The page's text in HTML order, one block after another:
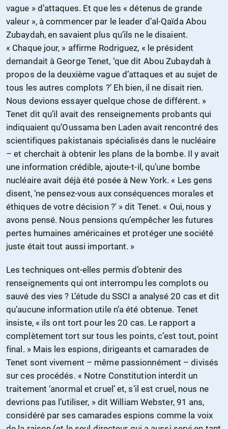
vague » d’attaques. Et que les « détenus de grande
valeur », à commencer par le leader d’al-Qaïda Abou
Zubaydah, en savaient plus qu’ils ne le disaient.
« Chaque jour, » affirme Rodriguez, « le président
demandait à George Tenet, ‘que dit Abou Zubaydah à
propos de la deuxième vague d’attaques et au sujet de
tous les autres complots ?’ Eh bien, il ne disait rien.
Nous devions essayer quelque chose de différent. »
Tenet dit qu’il avait des renseignements probants qui
indiquaient qu’Oussama ben Laden avait rencontré des
scientifiques pakistanais spécialisés dans le nucléaire
– et cherchait à obtenir les plans de la bombe. Il y avait
une information crédible, ajoute-t-il, qu’une bombe
nucléaire avait déjà été posée à New York. « Les gens
disent, ‘ne pensez-vous aux conséquences morales et
éthiques de votre décision ?' » dit Tenet. « Oui, nous y
avons pensé. Nous pensions qu’empêcher les futures
pertes humaines américaines et protéger une société
juste était tout aussi important. »
Les techniques ont-elles permis d’obtenir des
renseignements qui ont interrompu les complots ou
sauvé des vies ? L’étude du SSCI a analysé 20 cas et dit
qu’aucune information utile n’a été obtenue. Tenet
insiste, « ils ont tort pour les 20 cas. Le rapport a
complètement tort sur tous les points, c’est tout, point
final. » Mais les espions, dirigeants et camarades de
Tenet sont vivement – même passionnément – divisés
sur ces procédés. « Notre Constitution interdit un
traitement ‘anormal et cruel’ et, s’il est cruel, nous ne
devrions pas l’utiliser, » dit William Webster, 91 ans,
considéré par ses camarades espions comme la voix